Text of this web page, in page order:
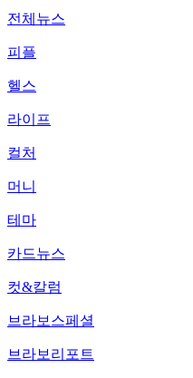
전체뉴스
피플
헬스
라이프
컬처
머니
테마
카드뉴스
컷&칼럼
브라보스페셜
브라보리포트